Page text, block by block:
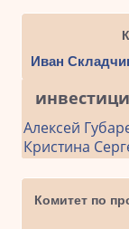
Иван
Алексей
Кристина
Комитет по